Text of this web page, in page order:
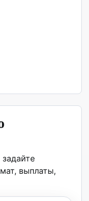
выплаты,